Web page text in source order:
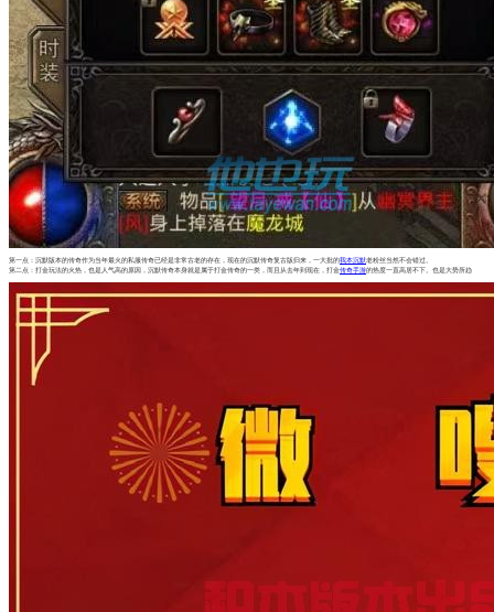
第一点：沉默版本的传奇作为当年最火的私服传奇已经是非常古老的存在，现在的沉默传奇复古版归来，一大批的我本沉默老粉丝当然不会错过。
第二点：打金玩法的火热，也是人气高的原因，沉默传奇本身就是属于打金传奇的一类，而且从去年到现在，打金传奇手游的热度一直高居不下。也是大势所趋